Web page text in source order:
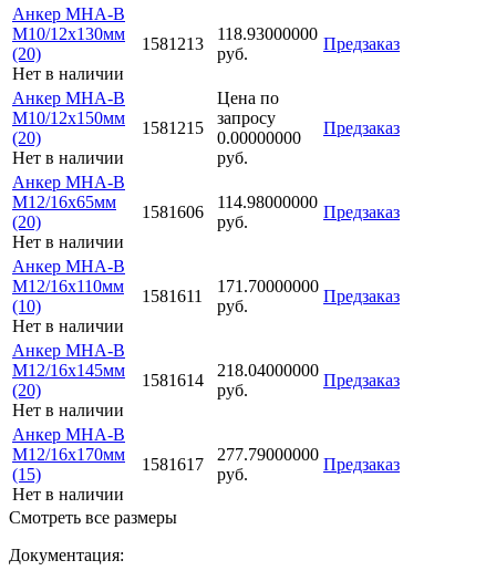
Анкер MHA-B
M10/12x130мм
(20)
Нет в наличии
1581213
118.93000000
руб.
Предзаказ
Анкер MHA-B
M10/12x150мм
(20)
Нет в наличии
1581215
Цена по
запросу
0.00000000
руб.
Предзаказ
Анкер MHA-B
M12/16x65мм
(20)
Нет в наличии
1581606
114.98000000
руб.
Предзаказ
Анкер MHA-B
M12/16x110мм
(10)
Нет в наличии
1581611
171.70000000
руб.
Предзаказ
Анкер MHA-B
M12/16x145мм
(20)
Нет в наличии
1581614
218.04000000
руб.
Предзаказ
Анкер MHA-B
M12/16x170мм
(15)
Нет в наличии
1581617
277.79000000
руб.
Предзаказ
Смотреть все размеры
Документация: